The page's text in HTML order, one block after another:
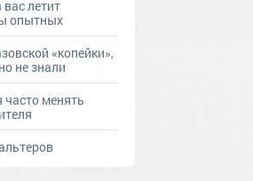
летит
опытных
«копейки»,
не знали
менять